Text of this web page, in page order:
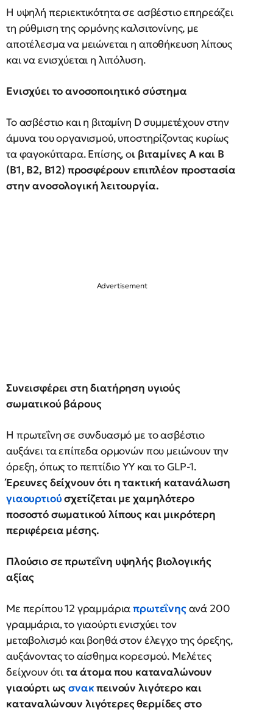
Η υψηλή περιεκτικότητα σε ασβέστιο επηρεάζει
τη ρύθμιση της ορμόνης καλσιτονίνης, με
αποτέλεσμα να μειώνεται η αποθήκευση λίπους
και να ενισχύεται η λιπόλυση.
Ενισχύει το ανοσοποιητικό σύστημα
Το ασβέστιο και η βιταμίνη D συμμετέχουν στην
άμυνα του οργανισμού, υποστηρίζοντας κυρίως
τα φαγοκύτταρα. Επίσης, οι βιταμίνες Α και Β
(B1, B2, B12) προσφέρουν επιπλέον προστασία
στην ανοσολογική λειτουργία.
Συνεισφέρει στη διατήρηση υγιούς
σωματικού βάρους
Η πρωτεΐνη σε συνδυασμό με το ασβέστιο
αυξάνει τα επίπεδα ορμονών που μειώνουν την
όρεξη, όπως το πεπτίδιο ΥΥ και το GLP-1.
Έρευνες δείχνουν ότι η τακτική κατανάλωση
γιαουρτιούσχετίζεται με χαμηλότερο
ποσοστό σωματικού λίπους και μικρότερη
περιφέρεια μέσης.
Πλούσιο σε πρωτεΐνη υψηλής βιολογικής
αξίας
Με περίπου 12 γραμμάριαπρωτεΐνηςανά 200
γραμμάρια, το γιαούρτι ενισχύει τον
μεταβολισμό και βοηθά στον έλεγχο της όρεξης,
αυξάνοντας το αίσθημα κορεσμού. Μελέτες
δείχνουν ότιτα άτομα που καταναλώνουν
γιαούρτι ωςσνακπεινούν λιγότερο και
καταναλώνουν λιγότερες θερμίδες στο